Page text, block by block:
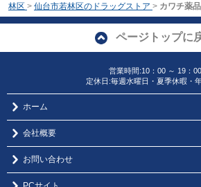
林区 > 仙台市若林区のドラッグストア > カワチ薬
ページトップに
営業時間:10：00 ～ 19：00
定休日:毎週水曜日・夏季休暇・
ホーム
会社概要
お問い合わせ